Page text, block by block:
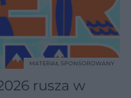
rusza w
MATERIAŁ SPONSOROWANY